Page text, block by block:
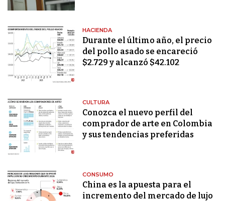
HACIENDA
Durante el último año, el precio
del pollo asado se encareció
$2.729 y alcanzó $42.102
CULTURA
Conozca el nuevo perfil del
comprador de arte en Colombia
y sus tendencias preferidas
CONSUMO
China es la apuesta para el
incremento del mercado de lujo